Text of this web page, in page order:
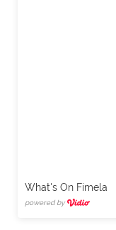
What's On Fimela
powered by